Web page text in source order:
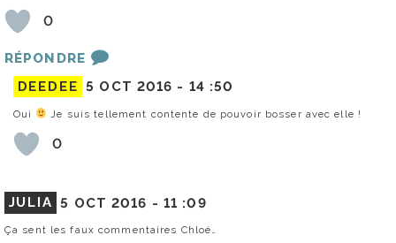
0
RÉPONDRE
DEEDEE 5 OCT 2016 - 14 :50
Oui Je suis tellement contente de pouvoir bosser avec elle !
0
JULIA 5 OCT 2016 - 11 :09
Ça sent les faux commentaires Chloé…